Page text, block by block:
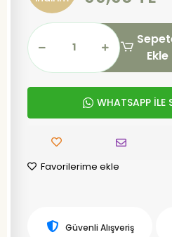
Ekle
WHATSAPP İLE
Favorilerime ekle
Güvenli Alışveriş